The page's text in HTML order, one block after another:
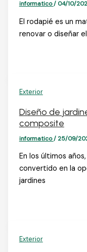
informatico/ 04/10/
El rodapié es un
renovar o diseñar
Exterior
Diseño de
composite
informatico/25/09/
En los últimos
convertido en la
jardines
Exterior